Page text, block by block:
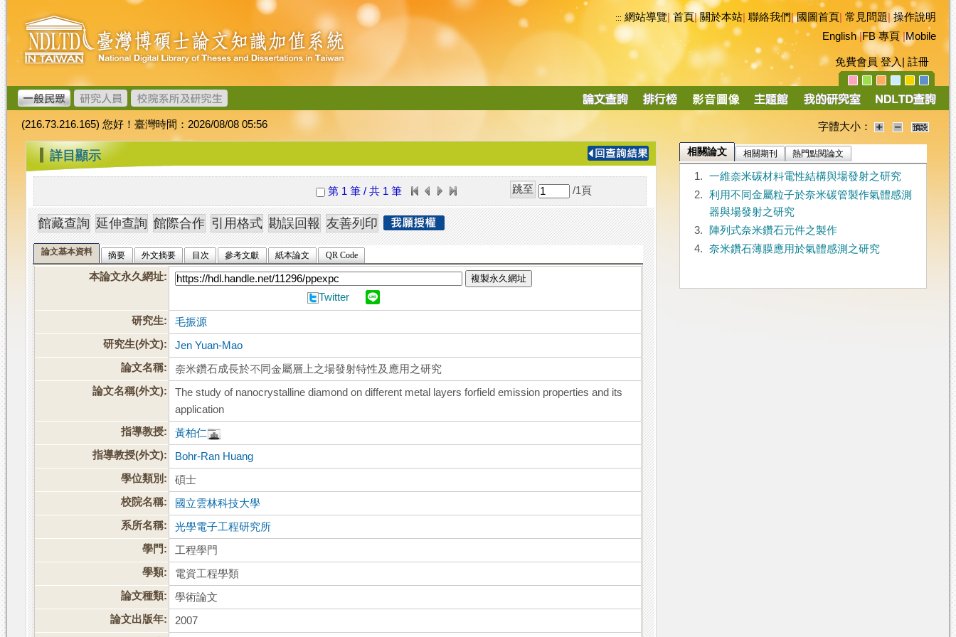
跳
到
主
要
內
容
臺
灣
博
碩
士
論
文
加
值
系
統
::: 網站導覽|首頁|關於本站 聯絡我們|國圖首頁 常見問題|操作說明
English|FB 專頁|Mobile
免費會員 登入 註冊
導
(216.73.216.165) 您好！臺灣時間：2026/08/08 05:56 字體大小：
::: 詳目顯示
第 1 筆 / 共 1 筆 /1 頁
論文基本資料 摘要 外文摘要 目次 參考文獻 紙本論文 QR Code
本論文永久網址: 複製永久網址
Twitter
研究生:
毛振源
研究生(外文):
Jen Yuan-Mao
論文名稱:
奈米鑽石成長於不同金屬層上之場發射特性及應用之研究
論文名稱(外文):
The study of nanocrystalline diamond on different metal layers forfield emission properties and its
application
指導教授:
黃柏仁
指導教授(外文):
Bohr-Ran Huang
學位類別:
碩士
校院名稱:
國立雲林科技大學
系所名稱:
光學電子工程研究所
學門:
工程學門
學類:
電資工程學類
論文種類:
學術論文
論文出版年:
2007
相關論文 相關期刊 熱門點閱論文
1.
一維奈米碳材料電性結構與場發射之研究
2.
利用不同金屬粒子於奈米碳管製作氣體感測
器與場發射之研究
3.
陣列式奈米鑽石元件之製作
4.
奈米鑽石薄膜應用於氣體感測之研究